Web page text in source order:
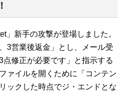
」新手の攻撃が登場しました。
3営業後返金」とし、メール受
修正が必要です」と指示する
ァイルを開くために「コンテン
ックした時点でジ・エンドとな